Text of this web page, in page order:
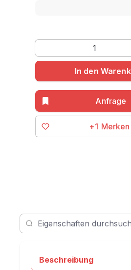
Produkt Anzahl: Gib den
In den
+1
Beschreibung